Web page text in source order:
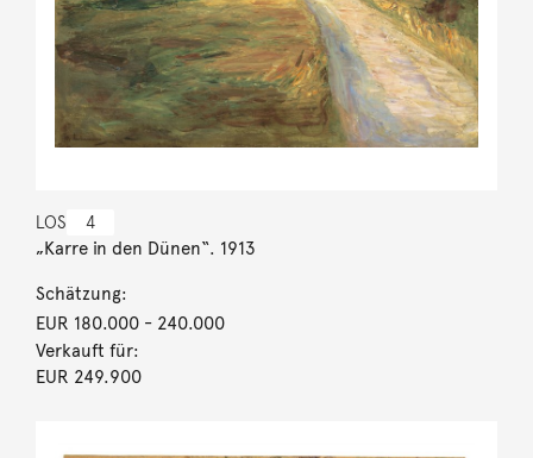
LOS 4
„Karre in den Dünen“. 1913
Schätzung:
EUR 180.000- 240.000
Verkauft für:
EUR 249.900